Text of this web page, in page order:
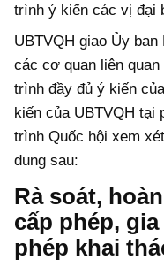
trình ý kiến các vị đại
UBTVQH giao Ủy
các cơ quan liên
trình đầy đủ ý kiến
kiến của UBTVQH tại
trình Quốc hội xem
dung sau:
Rà soát,
cấp phép,
phép khai